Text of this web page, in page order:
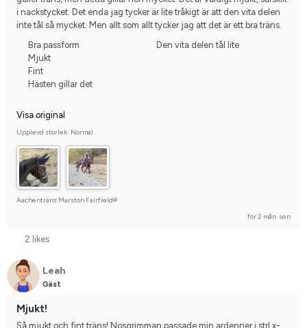
i nackstycket. Det enda jag tycker är lite tråkigt är att den vita delen
inte tål så mycket. Men allt som allt tycker jag att det är ett bra träns.
Bra passform
Mjukt
Fint
Hästen gillar det
Den vita delen tål lite
Visa original
Upplevd storlek: Normal
Aachenträns Marston Fairfield®
för 2 mån. sen
2 likes
Leah
Gäst
Mjukt!
Så mjukt och fint träns! Nosgrimman passade min ardenner i strl x-